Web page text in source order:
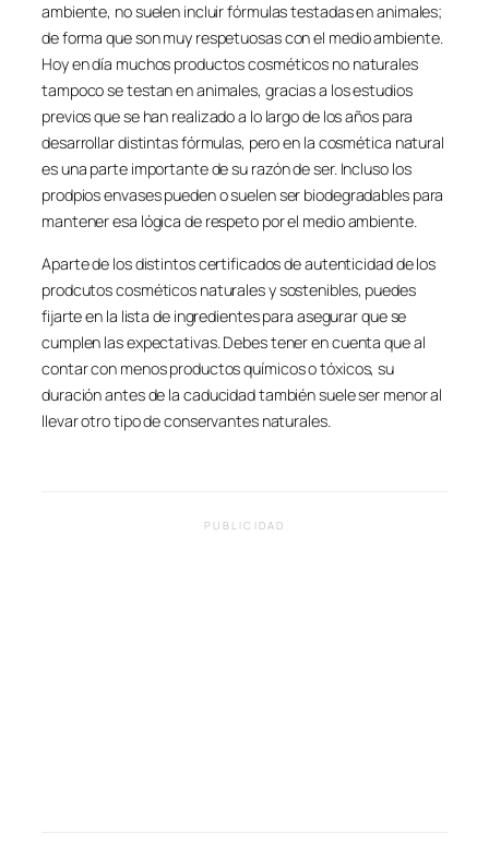
ambiente, no suelen incluir fórmulas testadas en animales;
de forma que son muy respetuosas con el medio ambiente.
Hoy en día muchos productos cosméticos no naturales
tampoco se testan en animales, gracias a los estudios
previos que se han realizado a lo largo de los años para
desarrollar distintas fórmulas, pero en la cosmética natural
es una parte importante de su razón de ser. Incluso los
prodpios envases pueden o suelen ser biodegradables para
mantener esa lógica de respeto por el medio ambiente.
Aparte de los distintos certificados de autenticidad de los
prodcutos cosméticos naturales y sostenibles, puedes
fijarte en la lista de ingredientes para asegurar que se
cumplen las expectativas. Debes tener en cuenta que al
contar con menos productos químicos o tóxicos, su
duración antes de la caducidad también suele ser menor al
llevar otro tipo de conservantes naturales.
PUBLICIDAD